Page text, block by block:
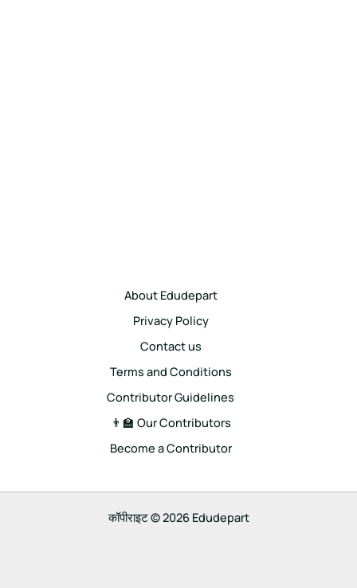
About Edudepart
Privacy Policy
Contact us
Terms and Conditions
Contributor Guidelines
👨‍🏫 Our Contributors
Become a Contributor
कॉपीराइट © 2026 Edudepart